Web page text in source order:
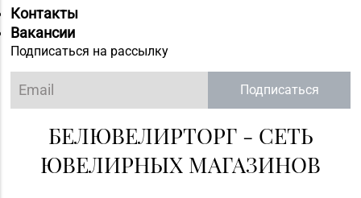
Контакты
Вакансии
Подписаться на рассылку
Подписаться
БЕЛЮВЕЛИРТОРГ - СЕТЬ
ЮВЕЛИРНЫХ МАГАЗИНОВ